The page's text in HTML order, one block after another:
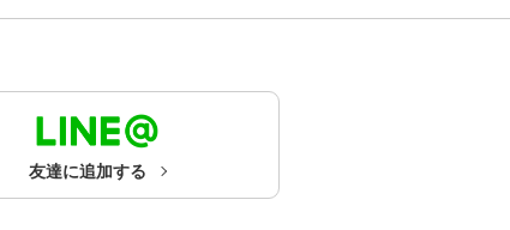
友達に追加する